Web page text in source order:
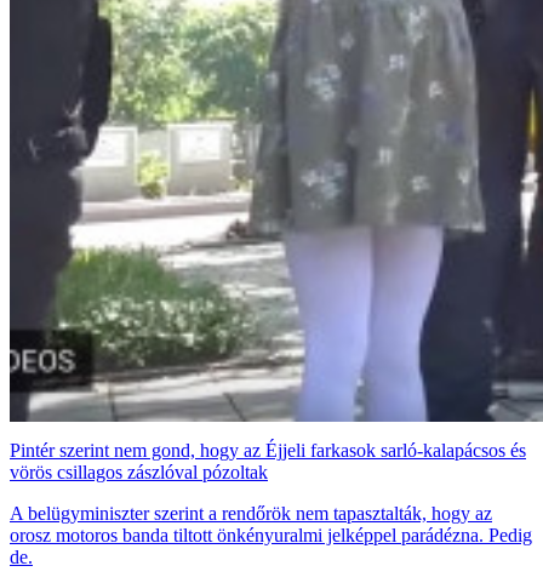
Pintér szerint nem gond, hogy az Éjjeli farkasok sarló-kalapácsos és
vörös csillagos zászlóval pózoltak
A belügyminiszter szerint a rendőrök nem tapasztalták, hogy az
orosz motoros banda tiltott önkényuralmi jelképpel parádézna. Pedig
de.